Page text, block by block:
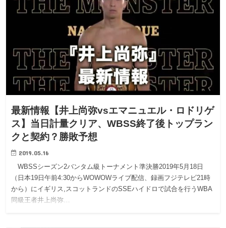
最新情報【井上尚弥vsエマニュエル・ロドリゲ
ス】当日計量クリア、WBSS終了後トップラン
クと契約？勝敗予想
2019.05.16
WBSSシーズン2バンタム級トーナメント準決勝2019年5月18日
（日本19日午前4:30からWOWOWライブ配信、録画フジテレビ21時
から）にイギリス,スコットランドのSSEハイドロで試合を行うWBA
同級王者井上尚弥…